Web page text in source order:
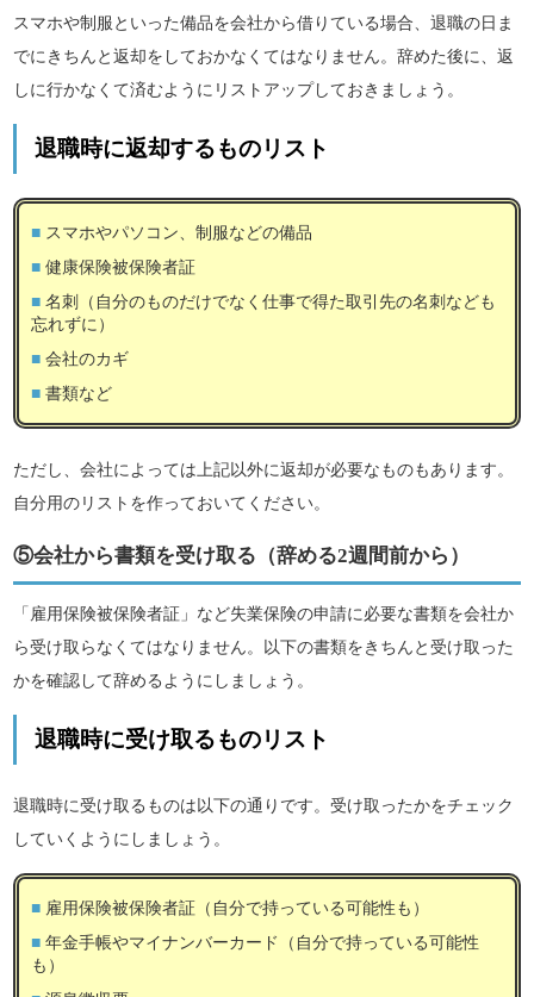
スマホや制服といった備品を会社から借りている場合、退職の日ま
でにきちんと返却をしておかなくてはなりません。辞めた後に、返
しに行かなくて済むようにリストアップしておきましょう。
退職時に返却するものリスト
スマホやパソコン、制服などの備品
健康保険被保険者証
名刺（自分のものだけでなく仕事で得た取引先の名刺なども
忘れずに）
会社のカギ
書類など
ただし、会社によっては上記以外に返却が必要なものもあります。
自分用のリストを作っておいてください。
⑤会社から書類を受け取る（辞める2週間前から）
「雇用保険被保険者証」など失業保険の申請に必要な書類を会社か
ら受け取らなくてはなりません。以下の書類をきちんと受け取った
かを確認して辞めるようにしましょう。
退職時に受け取るものリスト
退職時に受け取るものは以下の通りです。受け取ったかをチェック
していくようにしましょう。
雇用保険被保険者証（自分で持っている可能性も）
年金手帳やマイナンバーカード（自分で持っている可能性
も）